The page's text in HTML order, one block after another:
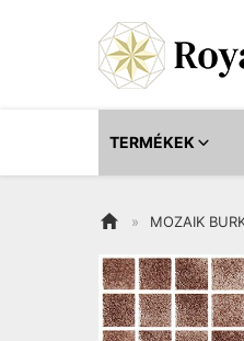
TERMÉKEK 
 » MOZAIK